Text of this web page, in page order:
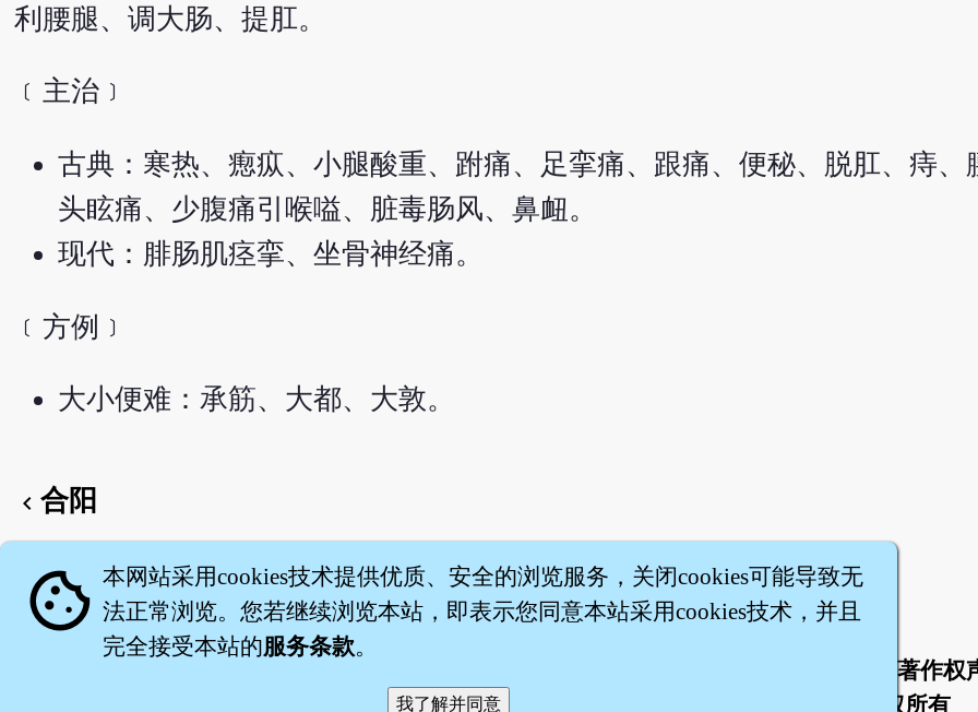
利腰腿、调大肠、提肛。
﹝主治﹞
古典：寒热、瘛疭、小腿酸重、跗痛、足挛痛、跟痛、便秘、脱肛、痔、
头眩痛、少腹痛引喉嗌、脏毒肠风、鼻衄。
现代：腓肠肌痉挛、坐骨神经痛。
﹝方例﹞
大小便难：承筋、大都、大敦。
chevron_left 合阳
English version
著作权
著作权所有
cookie 本网站采用cookies技术提供优质、安全的浏览服务，关闭cookies可能导致无
法正常浏览。您若继续浏览本站，即表示您同意本站采用cookies技术，并且
完全接受本站的服务条款。